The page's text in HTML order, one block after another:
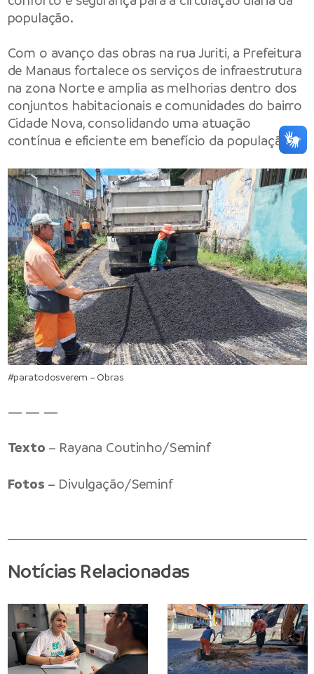
população.
Com o avanço das obras na rua Juriti, a Prefeitura
de Manaus fortalece os serviços de infraestrutura
na zona Norte e amplia as melhorias dentro dos
conjuntos habitacionais e comunidades do bairro
Cidade Nova, consolidando uma atuação
contínua e eficiente em benefício da população.
#paratodosverem – Obras
— — —
Texto – Rayana Coutinho/Seminf
Fotos – Divulgação/Seminf
Notícias Relacionadas